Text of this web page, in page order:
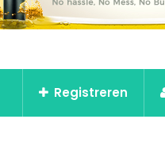
Registreren